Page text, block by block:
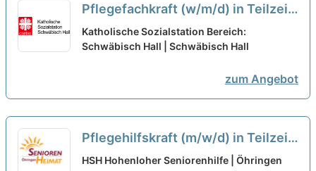
Pflegefachkraft (w/m/d) in Teilzeit
oder geringfügiger Beschäftigung -
Hier macht Arbeiten Spaß!
Katholische Sozialstation Bereich:
Schwäbisch Hall | Schwäbisch Hall
zum Angebot
Pflegehilfskraft (m/w/d) in Teilzeit
- Sichere Dir jetzt Deinen
HSH Hohenloher Seniorenhilfe | Öhringen